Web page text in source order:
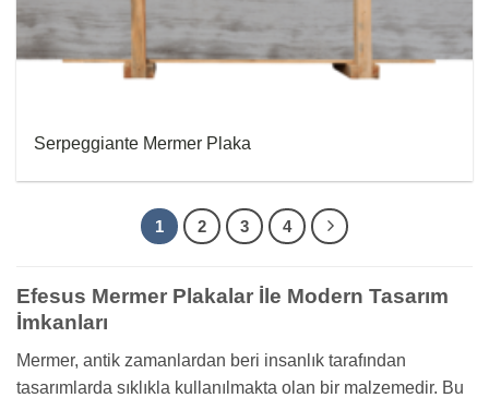
Serpeggiante Mermer Plaka
1 2 3 4
Efesus Mermer Plakalar İle Modern Tasarım
İmkanları
Mermer, antik zamanlardan beri insanlık tarafından
tasarımlarda sıklıkla kullanılmakta olan bir malzemedir. Bu